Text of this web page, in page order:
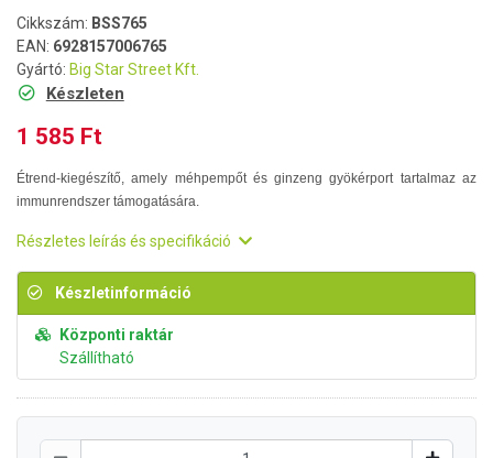
Cikkszám: BSS765
EAN: 6928157006765
Gyártó: Big Star Street Kft.
Készleten
1 585 Ft
Étrend-kiegészítő, amely méhpempőt és ginzeng gyökérport tartalmaz az
immunrendszer támogatására.
Részletes leírás és specifikáció
Készletinformáció
Központi raktár
Szállítható